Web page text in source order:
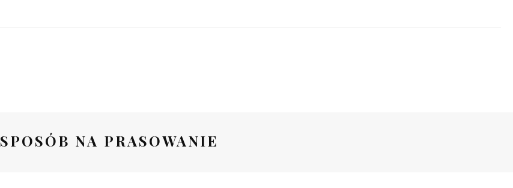
SPOSÓB NA PRASOWANIE